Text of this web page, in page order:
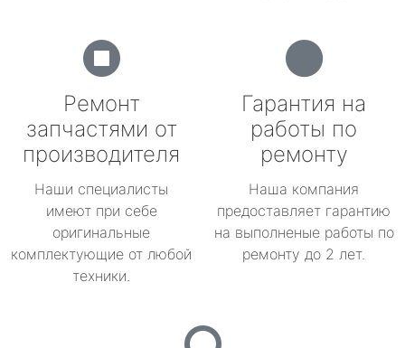
Ремонт
запчастями от
производителя
Наши специалисты
имеют при себе
оригинальные
комплектующие от любой
техники.
Гарантия на
работы по
ремонту
Наша компания
предоставляет гарантию
на выполненые работы по
ремонту до 2 лет.